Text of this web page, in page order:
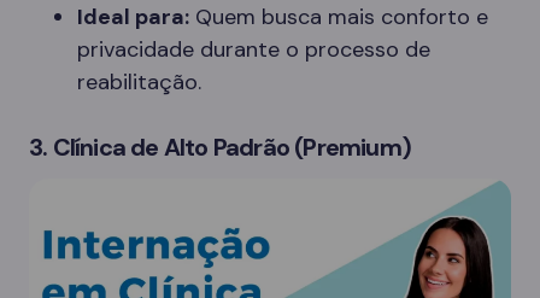
Ideal para: Quem busca mais conforto e
privacidade durante o processo de
reabilitação.
3. Clínica de Alto Padrão (Premium)